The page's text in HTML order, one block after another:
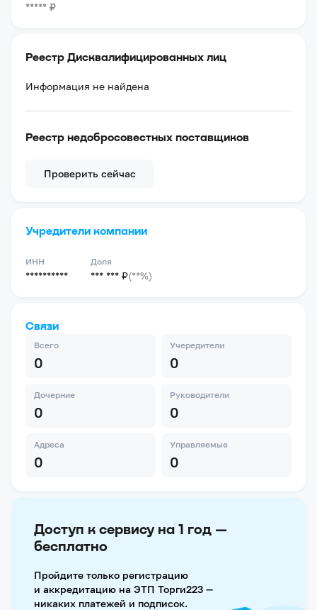
***** ₽
Реестр Дисквалифицированных лиц
Информация не найдена
Реестр недобросовестных поставщиков
Проверить сейчас
Учредители компании
ИНН
**********
Доля
*** *** ₽(**%)
Связи
Всего
0
Учередители
0
Дочерние
0
Руководители
0
Адреса
0
Управляемые
0
Доступ к сервису на 1 год —
бесплатно
Пройдите только регистрацию
и аккредитацию на ЭТП Торги223 —
никаких платежей и подписок.